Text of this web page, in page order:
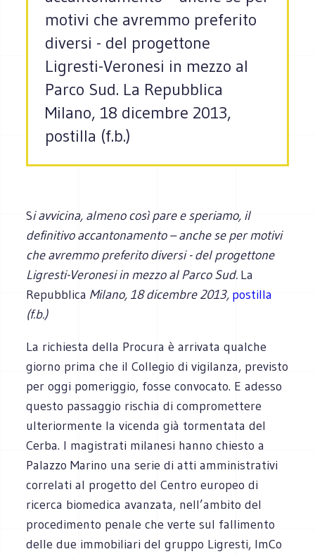
motivi che avremmo preferito
diversi - del progettone
Ligresti-Veronesi in mezzo al
Parco Sud. La Repubblica
Milano, 18 dicembre 2013,
postilla (f.b.)
Si avvicina, almeno così pare e speriamo, il
definitivo accantonamento – anche se per motivi
che avremmo preferito diversi - del progettone
Ligresti-Veronesi in mezzo al Parco Sud. La
Repubblica Milano, 18 dicembre 2013, postilla
(f.b.)
La richiesta della Procura è arrivata qualche
giorno prima che il Collegio di vigilanza, previsto
per oggi pomeriggio, fosse convocato. E adesso
questo passaggio rischia di compromettere
ulteriormente la vicenda già tormentata del
Cerba. I magistrati milanesi hanno chiesto a
Palazzo Marino una serie di atti amministrativi
correlati al progetto del Centro europeo di
ricerca biomedica avanzata, nell’ambito del
procedimento penale che verte sul fallimento
delle due immobiliari del gruppo Ligresti, ImCo